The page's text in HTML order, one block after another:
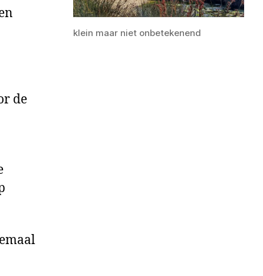
klein maar niet onbetekenend
de